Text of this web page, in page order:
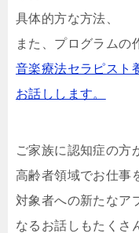
具体的方な方法、
また、プログラムの
音楽療法セラピスト
お話しします。
ご家族に認知症の方
高齢者領域でお仕事
対象者への新たなア
なるお話しもたくさ